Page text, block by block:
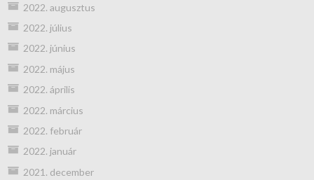
2022. augusztus
2022. július
2022. június
2022. május
2022. április
2022. március
2022. február
2022. január
2021. december